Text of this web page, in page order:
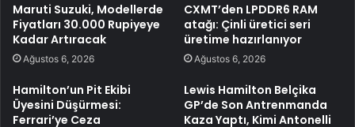
Maruti Suzuki, Modellerde
Fiyatları 30.000 Rupiyeye
Kadar Artıracak
Ağustos 6, 2026
CXMT’den LPDDR6 RAM
atağı: Çinli üretici seri
üretime hazırlanıyor
Ağustos 6, 2026
Hamilton’un Pit Ekibi
Üyesini Düşürmesi:
Ferrari’ye Ceza
Lewis Hamilton Belçika
GP’de Son Antrenmanda
Kaza Yaptı, Kimi Antonelli